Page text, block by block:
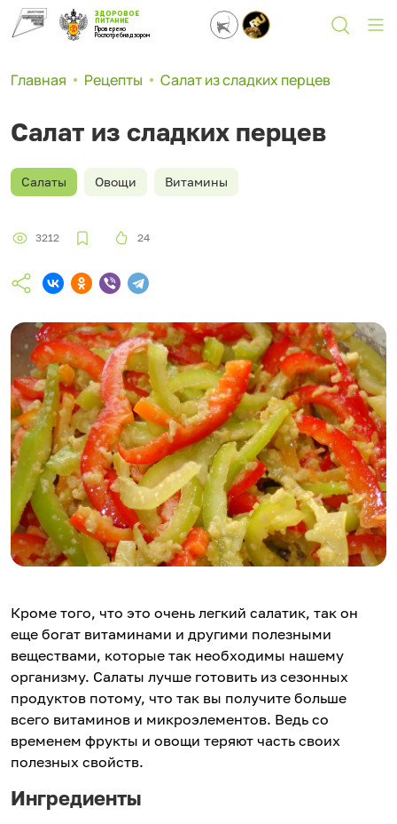
ЗДОРОВОЕ
ПИТАНИЕ
Проверено
Роспотребнадзором
Главная Рецепты Салат из сладких перцев
Салат из сладких перцев
Салаты Овощи Витамины
3212 24
Кроме того, что это очень легкий салатик, так он
еще богат витаминами и другими полезными
веществами, которые так необходимы нашему
организму. Салаты лучше готовить из сезонных
продуктов потому, что так вы получите больше
всего витаминов и микроэлементов. Ведь со
временем фрукты и овощи теряют часть своих
полезных свойств.
Ингредиенты